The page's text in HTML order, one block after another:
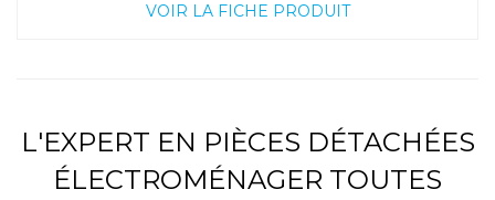
VOIR LA FICHE PRODUIT
L'EXPERT EN PIÈCES DÉTACHÉES
ÉLECTROMÉNAGER TOUTES